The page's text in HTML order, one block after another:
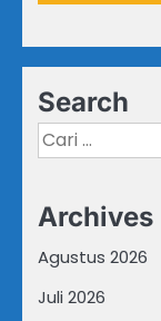
Search
Cari
untuk:
Archives
Agustus 2026
Juli 2026